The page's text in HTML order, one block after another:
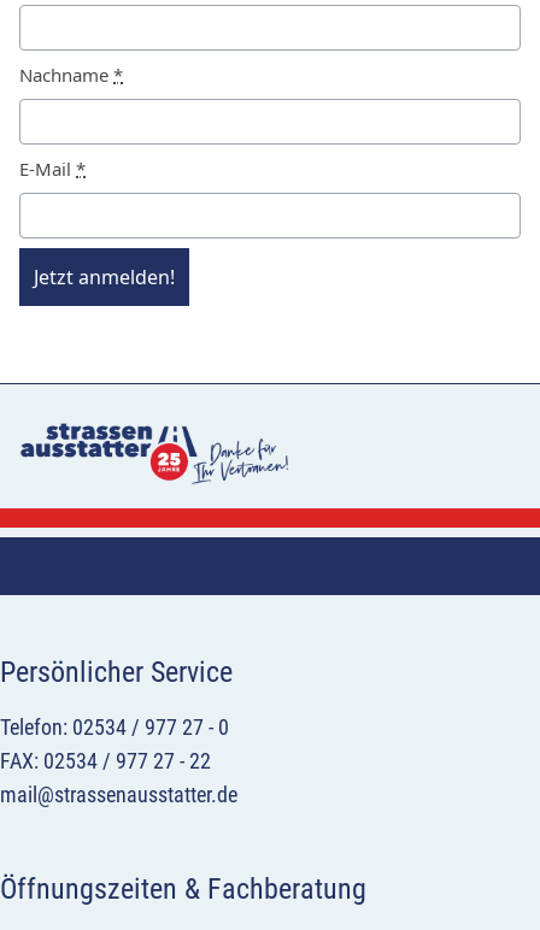
Nachname *
E-Mail *
Jetzt anmelden!
Persönlicher Service
Telefon: 02534 / 977 27 - 0
FAX: 02534 / 977 27 - 22
mail@strassenausstatter.de
Öffnungszeiten & Fachberatung